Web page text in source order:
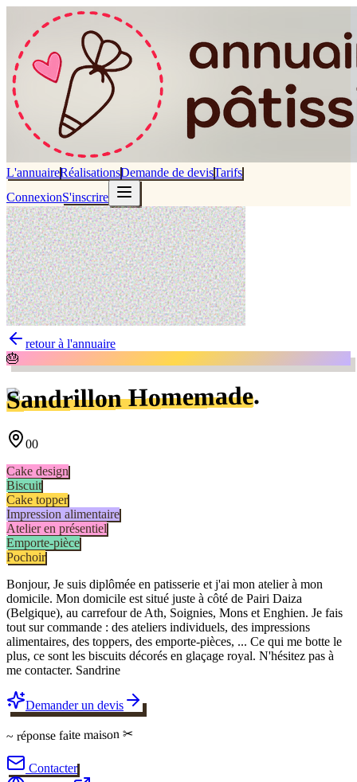
L'annuaireRéalisationsDemande de devisTarifs
ConnexionS'inscrire
retour à l'annuaire
🎂
Sandrillon Homemade.
00
Cake design
Biscuit
Cake topper
Impression alimentaire
Atelier en présentiel
Emporte-pièce
Pochoir
Bonjour, Je suis diplômée en patisserie et j'ai mon atelier à mon
domicile. Mon domicile est situé juste à côté de Pairi Daiza
(Belgique), au carrefour de Ath, Soignies, Mons et Enghien. Je fais
tout sur commande : des ateliers individuels, des impressions
alimentaires, des toppers, des emporte-pièces, ... Ce qui me botte le
plus, ce sont les biscuits décorés en glaçage royal. N'hésitez pas à
me contacter. Sandrine
Demander un devis
~ réponsefaite maison ✂
Contacter